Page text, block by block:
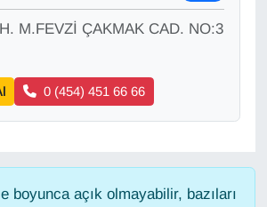
M.FEVZİ ÇAKMAK CAD. NO:3
0 (454) 451 66 66
boyunca açık olmayabilir, bazıları